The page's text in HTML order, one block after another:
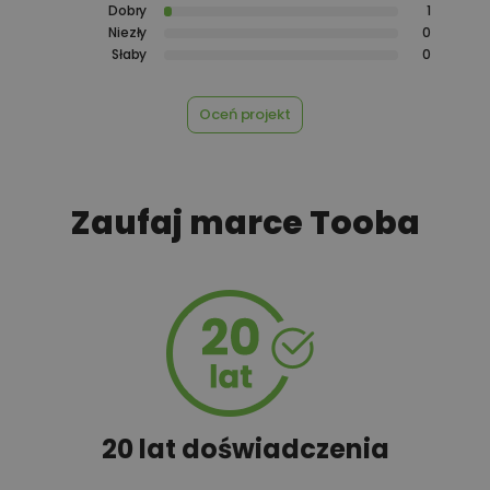
Rekuperacja 450,00 zł
Tablica informacyjna 50,00 zł
Wyceń adaptację
Dobry
1
Niezły
0
Słaby
0
Oceń projekt
Zaufaj marce Tooba
20 lat doświadczenia